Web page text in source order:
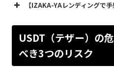
【IZAKA-YAレンディングで手
USDT（テザー）の
べき3つのリスク